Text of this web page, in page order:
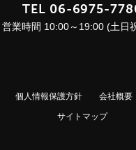
TEL 06-6975-
営業時間 10:00～19:00 (土日
個人情報保護方針 会社概要
サイトマップ